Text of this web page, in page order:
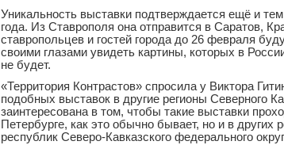
Уникальность выставки подтверждается ещё и
года. Из Ставрополя она отправится в Саратов,
ставропольцев и гостей города до 26 февраля
своими глазами увидеть картины, которых в
не будет.
«Территория Контрастов» спросила у Виктора
подобных выставок в другие регионы Северного
заинтересована в том, чтобы такие выставки
Петербурге, как это обычно бывает, но и в других
республик Северо-Кавказского федерального